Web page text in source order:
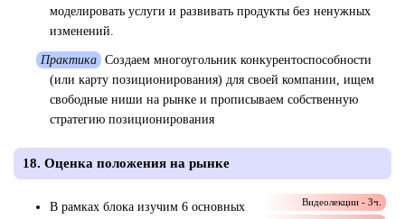
моделировать услуги и развивать продукты без ненужных
изменений.
Практика Создаем многоугольник конкурентоспособности
(или карту позиционирования) для своей компании, ищем
свободные ниши на рынке и прописываем собственную
стратегию позиционирования
18. Оценка положения на рынке
Видеолекции - 3ч.
В рамках блока изучим 6 основных